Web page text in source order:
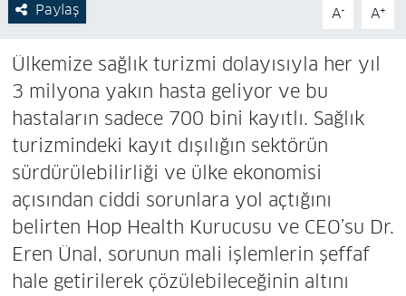
Paylaş A- A+
Ülkemize sağlık turizmi dolayısıyla her yıl
3 milyona yakın hasta geliyor ve bu
hastaların sadece 700 bini kayıtlı. Sağlık
turizmindeki kayıt dışılığın sektörün
sürdürülebilirliği ve ülke ekonomisi
açısından ciddi sorunlara yol açtığını
belirten Hop Health Kurucusu ve CEO’su Dr.
Eren Ünal, sorunun mali işlemlerin şeffaf
hale getirilerek çözülebileceğinin altını